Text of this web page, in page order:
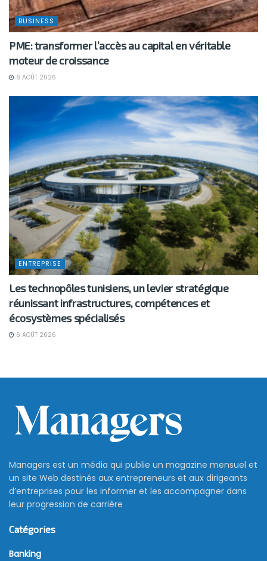
BUSINESS
PME: transformer l’accès au capital en véritable
moteur de croissance
6 AOÛT 2026
ENTREPRISE
Les technopôles tunisiens, un levier stratégique
réunissant infrastructures, compétences et
écosystèmes spécialisés
6 AOÛT 2026
Managers est un média qui publie un magazine mensuel et
un site Web destinés aux entrepreneurs et aux dirigeants
d’entreprises pour les informer et les accompagner dans
leur progression de carrière
Catégories
Banking